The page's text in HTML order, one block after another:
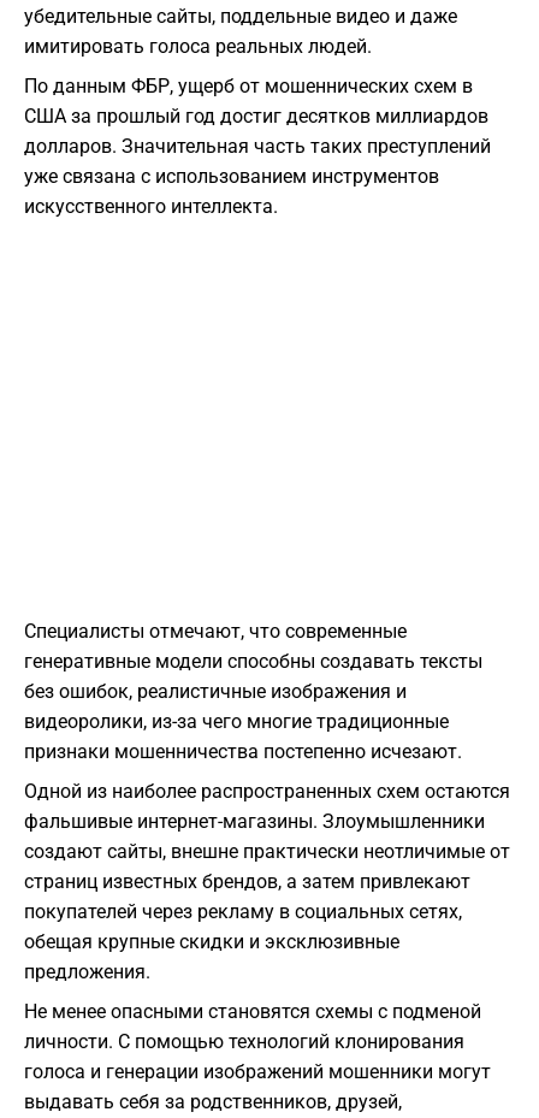
убедительные сайты, поддельные видео и даже
имитировать голоса реальных людей.
По данным ФБР, ущерб от мошеннических схем в
США за прошлый год достиг десятков миллиардов
долларов. Значительная часть таких преступлений
уже связана с использованием инструментов
искусственного интеллекта.
Специалисты отмечают, что современные
генеративные модели способны создавать тексты
без ошибок, реалистичные изображения и
видеоролики, из-за чего многие традиционные
признаки мошенничества постепенно исчезают.
Одной из наиболее распространенных схем остаются
фальшивые интернет-магазины. Злоумышленники
создают сайты, внешне практически неотличимые от
страниц известных брендов, а затем привлекают
покупателей через рекламу в социальных сетях,
обещая крупные скидки и эксклюзивные
предложения.
Не менее опасными становятся схемы с подменой
личности. С помощью технологий клонирования
голоса и генерации изображений мошенники могут
выдавать себя за родственников, друзей,